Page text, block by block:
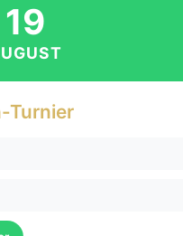
19
Turnier